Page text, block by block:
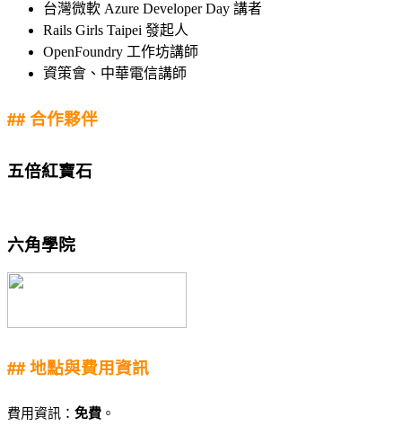
台灣微軟 Azure Developer Day 講者
Rails Girls Taipei 發起人
OpenFoundry 工作坊講師
資策會、中華電信講師
## 合作夥伴
五倍紅寶石
六角學院
## 地點與費用資訊
費用資訊： 免費 。